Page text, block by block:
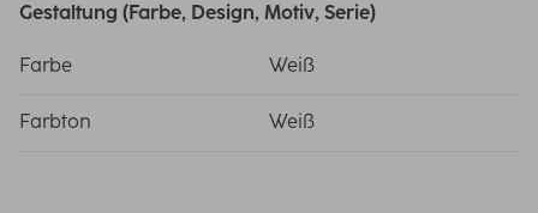
Gestaltung (Farbe, Design, Motiv, Serie)
Farbe Weiß
Farbton Weiß